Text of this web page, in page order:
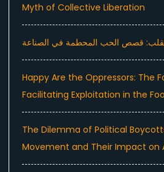
Myth of Collective Liberation
القلب: قصص الحب المحطمة في الصناعة
Happy Are the Oppressors: The
Facilitating Exploitation in the
The Dilemma of Political
Movement and Their Impact on